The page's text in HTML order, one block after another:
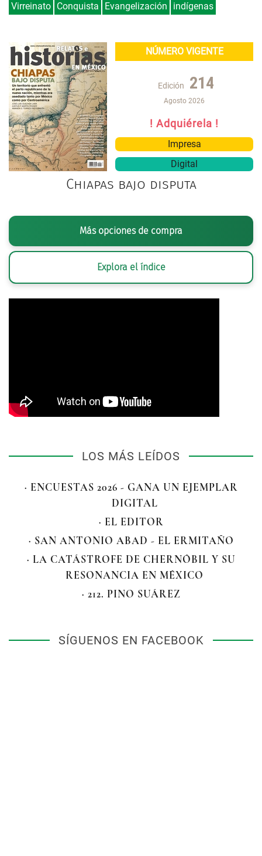
Virreinato Conquista Evangelización indígenas
NÚMERO VIGENTE
Edición 214
Agosto 2026
! Adquiérela !
Impresa
Digital
Chiapas bajo disputa
Más opciones de compra
Explora el índice
LOS MÁS LEÍDOS
· ENCUESTAS 2026 - GANA UN EJEMPLAR
DIGITAL
· EL EDITOR
· SAN ANTONIO ABAD - EL ERMITAÑO
· LA CATÁSTROFE DE CHERNÓBIL Y SU
RESONANCIA EN MÉXICO
· 212. PINO SUÁREZ
SÍGUENOS EN FACEBOOK